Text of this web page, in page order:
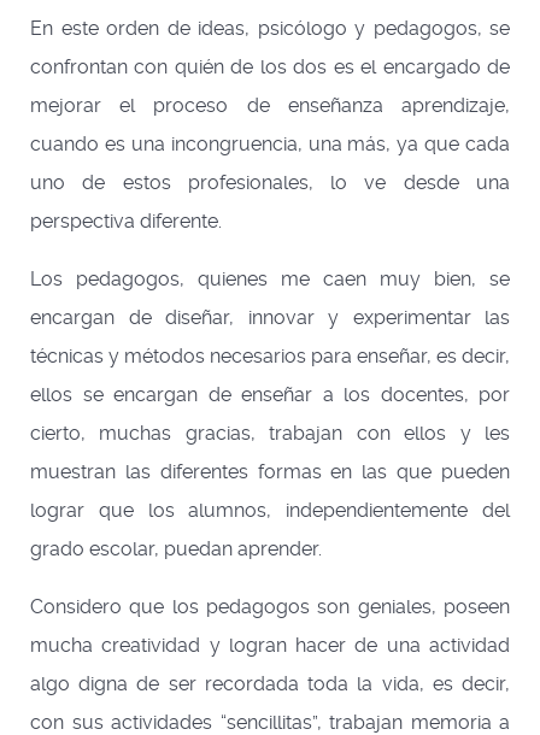
En este orden de ideas, psicólogo y pedagogos, se
confrontan con quién de los dos es el encargado de
mejorar el proceso de enseñanza aprendizaje,
cuando es una incongruencia, una más, ya que cada
uno de estos profesionales, lo ve desde una
perspectiva diferente.
Los pedagogos, quienes me caen muy bien, se
encargan de diseñar, innovar y experimentar las
técnicas y métodos necesarios para enseñar, es decir,
ellos se encargan de enseñar a los docentes, por
cierto, muchas gracias, trabajan con ellos y les
muestran las diferentes formas en las que pueden
lograr que los alumnos, independientemente del
grado escolar, puedan aprender.
Considero que los pedagogos son geniales, poseen
mucha creatividad y logran hacer de una actividad
algo digna de ser recordada toda la vida, es decir,
con sus actividades “sencillitas”, trabajan memoria a